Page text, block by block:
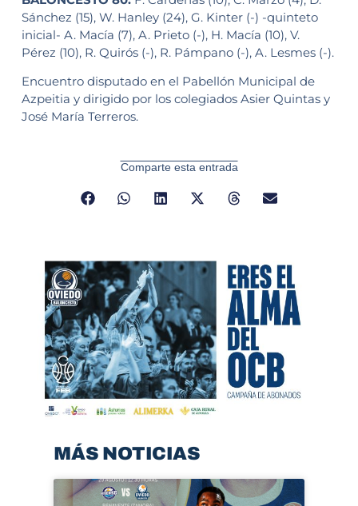
Sánchez (15), W. Hanley (24), G. Kinter (-) -quinteto
inicial- A. Macía (7), A. Prieto (-), H. Macía (10), V.
Pérez (10), R. Quirós (-), R. Pámpano (-), A. Lesmes (-).
Encuentro disputado en el Pabellón Municipal de
Azpeitia y dirigido por los colegiados Asier Quintas y
José María Terreros.
Comparte esta entrada
MÁS NOTICIAS